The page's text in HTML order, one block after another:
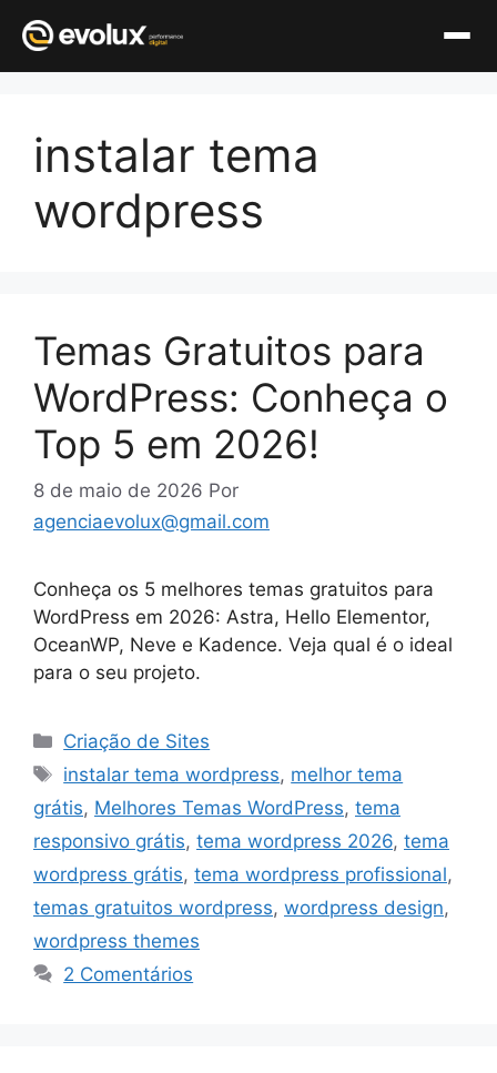
conteúdo
instalar tema
wordpress
Temas Gratuitos para
WordPress: Conheça o
Top 5 em 2026!
8 de maio de 2026 Por
agenciaevolux@gmail.com
Conheça os 5 melhores temas gratuitos para
WordPress em 2026: Astra, Hello Elementor,
OceanWP, Neve e Kadence. Veja qual é o ideal
para o seu projeto.
Categorias
Criação de Sites
Tags
instalar tema wordpress, melhor tema
grátis, Melhores Temas WordPress, tema
responsivo grátis, tema wordpress 2026, tema
wordpress grátis, tema wordpress profissional,
temas gratuitos wordpress, wordpress design,
wordpress themes
2 Comentários